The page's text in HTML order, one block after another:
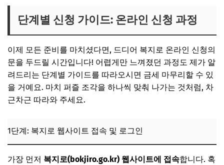
단계별 신청 가이드: 온라인 신청 과정
이제 모든 준비를 마치셨다면, 드디어 복지로 온라인 신청의
문을 두드릴 시간입니다! 어렵게만 느껴졌던 과정도 제가 알
려드리는 단계별 가이드를 따라오시면 금세 마무리할 수 있
을 거예요. 마치 퍼즐 조각을 하나씩 맞춰 나가는 것처럼, 차
근차근 따라와 주세요.
1단계: 복지로 웹사이트 접속 및 로그인
가장 먼저 복지로(bokjiro.go.kr) 웹사이트에 접속합니다. 혹